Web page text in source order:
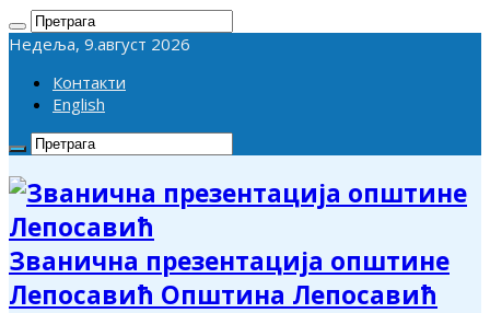
Недеља, 9.август 2026
Контакти
English
Званична презентација општине
Лепосавић Општина Лепосавић